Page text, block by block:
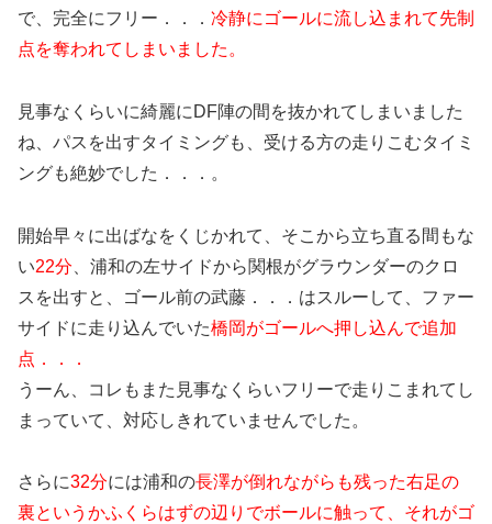
で、完全にフリー．．． 冷静にゴールに流し込まれて先制
点を奪われてしまいました。
見事なくらいに綺麗にDF陣の間を抜かれてしまいました
ね、パスを出すタイミングも、受ける方の走りこむタイミ
ングも絶妙でした．．．。
開始早々に出ばなをくじかれて、そこから立ち直る間もな
い22分 、浦和の左サイドから関根がグラウンダーのクロ
スを出すと、ゴール前の武藤．．．はスルーして、ファー
サイドに走り込んでいた橋岡がゴールへ押し込んで追加
点．．．
うーん、コレもまた見事なくらいフリーで走りこまれてし
まっていて、対応しきれていませんでした。
さらに32分には浦和の長澤が倒れながらも残った右足の
裏というかふくらはずの辺りでボールに触って、それがゴ